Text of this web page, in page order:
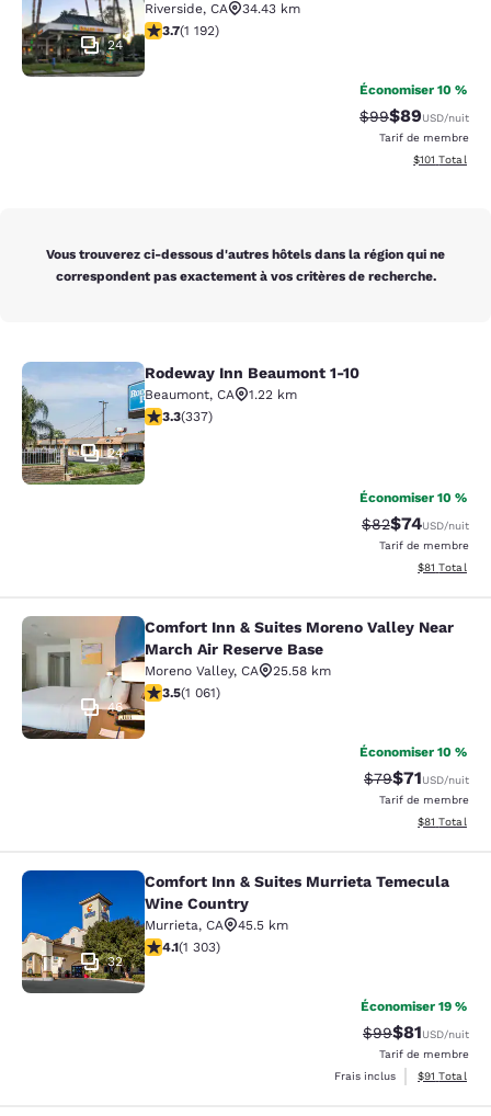
24
Riverside, CA
34.43 km
3.66 étoiles. Bien. 1192 commentaires
3.7(1 192)
Économiser 10 %
Tarif barré :
$99Tarif réduit :
$89USD/nuit
Tarif de membre
Afficher les
$101 Total
Vous trouverez ci-dessous d'autres hôtels dans la région qui ne
correspondent pas exactement à vos critères de recherche.
Rodeway Inn Beaumont 1-10
24
Rodeway Inn Beaumont 1-10
Beaumont, CA
1.22 km
3.26 étoiles. Bien. 337 commentaires
3.3(337)
Économiser 10 %
Tarif barré :
$82Tarif réduit :
$74USD/nuit
Tarif de membre
Afficher les
$81 Total
Comfort Inn & Suites Moreno
46
Comfort Inn & Suites Moreno Valley Near
March Air Reserve Base
Moreno Valley, CA
25.58 km
3.54 étoiles. Bien. 1061 commentaires
3.5(1 061)
Économiser 10 %
Tarif barré :
$79Tarif réduit :
$71USD/nuit
Tarif de membre
Afficher les
$81 Total
Comfort Inn & Suites Murrieta
32
Comfort Inn & Suites Murrieta Temecula
Wine Country
Murrieta, CA
45.5 km
4.07 étoiles. Très bon. 1303 commentaires
4.1(1 303)
Économiser 19 %
Tarif barré :
$99Tarif réduit :
$81USD/nuit
Tarif de membre
Frais inclus
Afficher les
$91 Total